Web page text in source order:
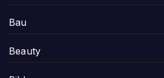
Bau
Beauty